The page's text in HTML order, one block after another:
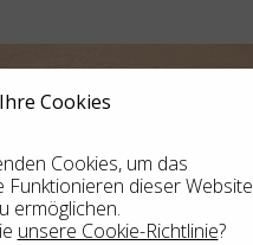
Ihre Cookies
Cookies, um das
Funktionieren dieser Website
ermöglichen.
unsere Cookie-Richtlinie?